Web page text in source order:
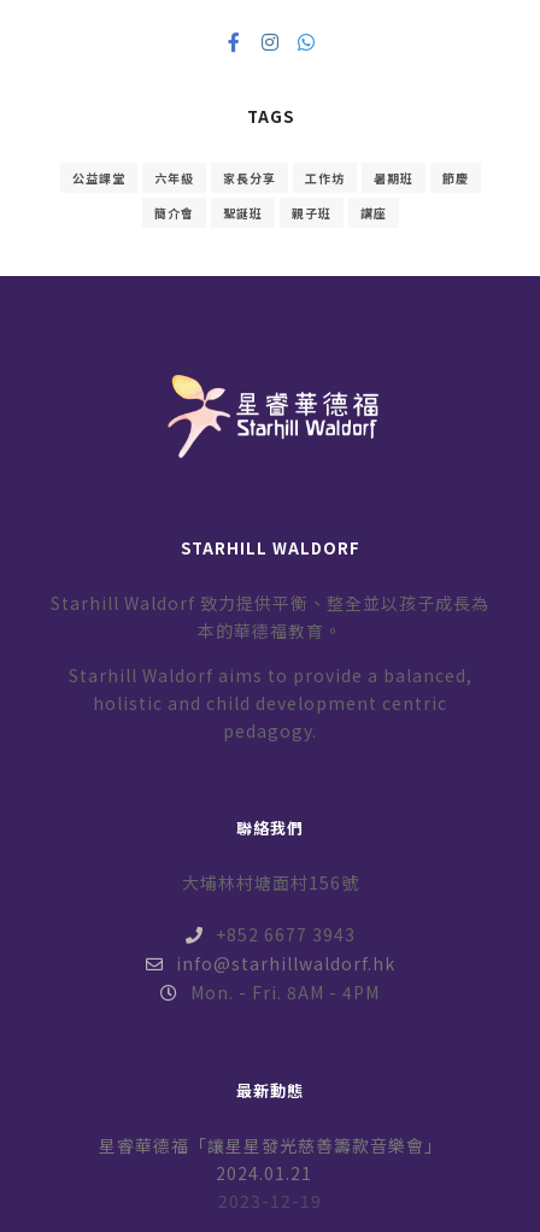
TAGS
公益課堂 六年級 家長分享 工作坊 暑期班
節慶
簡介會
聖誕班 親子班 講座
STARHILL WALDORF
Starhill Waldorf 致力提供平衡、整全並以孩子成長為
本的華德福教育。
Starhill Waldorf aims to provide a balanced,
holistic and child development centric
pedagogy.
聯絡我們
大埔林村塘面村156號
+852 6677 3943
info@starhillwaldorf.hk
Mon. - Fri. 8AM - 4PM
最新動態
星睿華德福「讓星星發光慈善籌款音樂會」
2024.01.21
2023-12-19